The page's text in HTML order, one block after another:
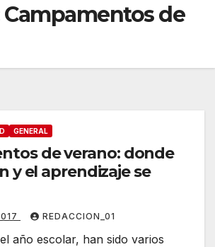
Campamentos de
GENERAL
de verano: donde
y el aprendizaje se
REDACCION_01
año escolar, han sido varios